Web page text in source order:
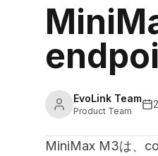
EvoLink Team
Product Team
MiniMax M3は、